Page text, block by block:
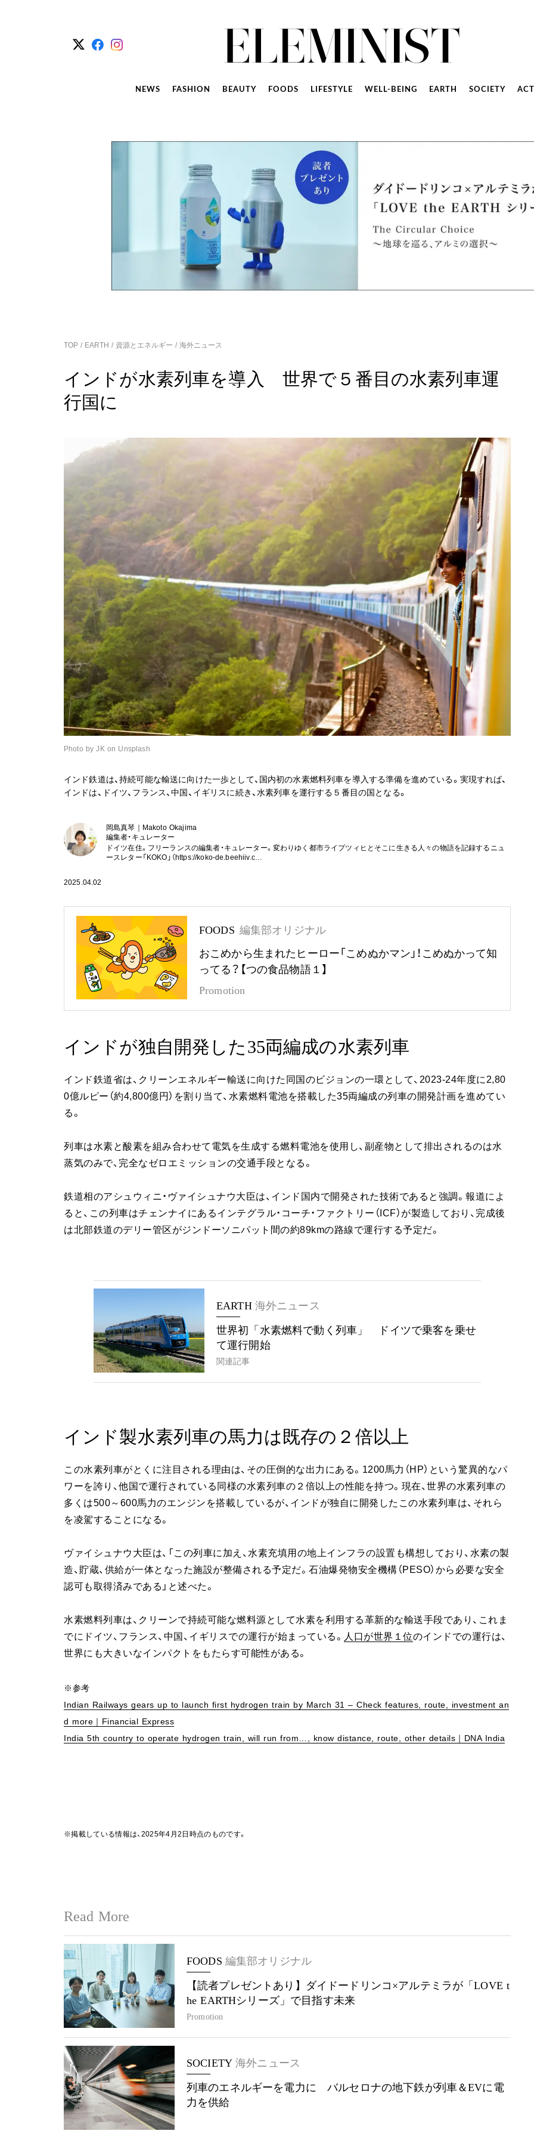
NEWS FASHION BEAUTY FOODS LIFESTYLE WELL-BEING EARTH SOCIETY
TOP EARTH 資源とエネルギー 海外ニュース
インドが水素列車を導入 世界で５番目の水素列車運
行国に
Photo by JK on Unsplash
インド鉄道は、持続可能な輸送に向けた一歩として、国内初の水素燃料列車を導入する準備を進めている。実現すれば、
インドは、ドイツ、フランス、中国、イギリスに続き、水素列車を運行する５番目の国となる。
岡島真琴｜Makoto Okajima
編集者・キュレーター
ドイツ在住。フリーランスの編集者・キュレーター。変わりゆく都市ライプツィヒとそこに生きる人々の物語を記録するニュ
ースレター「KOKO」（https://koko-de.beehiiv.c…
2025.04.02
FOODS 編集部オリジナル
おこめから生まれたヒーロー「こめぬかマン」！こめぬかって知
ってる？【つの食品物語１】
Promotion
インドが独自開発した35両編成の水素列車
インド鉄道省は、クリーンエネルギー輸送に向けた同国のビジョンの一環として、2023-24年度に2,80
0億ルピー（約4,800億円）を割り当て、水素燃料電池を搭載した35両編成の列車の開発計画を進めてい
る。
列車は水素と酸素を組み合わせて電気を生成する燃料電池を使用し、副産物として排出されるのは水
蒸気のみで、完全なゼロエミッションの交通手段となる。
鉄道相のアシュウィニ・ヴァイシュナウ大臣は、インド国内で開発された技術であると強調。報道によ
ると、この列車はチェンナイにあるインテグラル・コーチ・ファクトリー（ICF）が製造しており、完成後
は北部鉄道のデリー管区がジンドーソニパット間の約89kmの路線で運行する予定だ。
EARTH 海外ニュース
世界初「水素燃料で動く列車」 ドイツで乗客を乗せ
て運行開始
関連記事
インド製水素列車の馬力は既存の２倍以上
この水素列車がとくに注目される理由は、その圧倒的な出力にある。1200馬力（HP）という驚異的なパ
ワーを誇り、他国で運行されている同様の水素列車の２倍以上の性能を持つ。現在、世界の水素列車の
多くは500～600馬力のエンジンを搭載しているが、インドが独自に開発したこの水素列車は、それら
を凌駕することになる。
ヴァイシュナウ大臣は、「この列車に加え、水素充填用の地上インフラの設置も構想しており、水素の製
造、貯蔵、供給が一体となった施設が整備される予定だ。石油爆発物安全機構（PESO）から必要な安全
認可も取得済みである」と述べた。
水素燃料列車は、クリーンで持続可能な燃料源として水素を利用する革新的な輸送手段であり、これま
でにドイツ、フランス、中国、イギリスでの運行が始まっている。 人口が世界１位のインドでの運行は、
世界にも大きいなインパクトをもたらす可能性がある。
※参考
Indian Railways gears up to launch first hydrogen train by March 31 – Check features, route, investment an
d more｜Financial Express
India 5th country to operate hydrogen train, will run from…, know distance, route, other details｜DNA India
※掲載している情報は、2025年4月2日時点のものです。
Read More
FOODS 編集部オリジナル
【読者プレゼントあり】ダイドードリンコ×アルテミラが「LOVE t
he EARTHシリーズ」で目指す未来
Promotion
SOCIETY 海外ニュース
列車のエネルギーを電力に バルセロナの地下鉄が列車＆EVに電
力を供給